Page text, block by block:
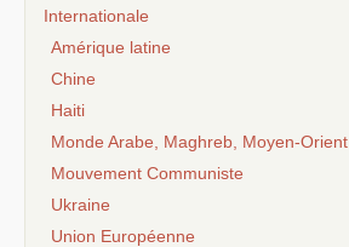
Internationale
Amérique latine
Chine
Haiti
Monde Arabe, Maghreb, Moyen-Orient
Mouvement Communiste
Ukraine
Union Européenne